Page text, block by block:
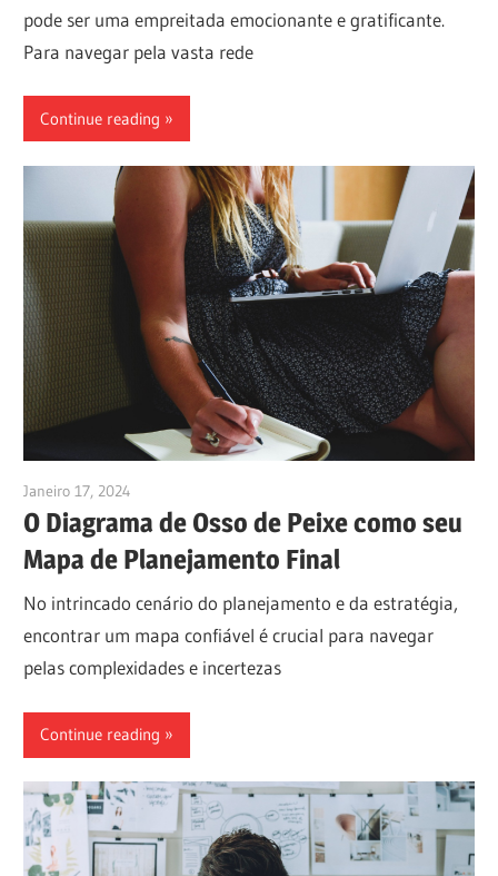
pode ser uma empreitada emocionante e gratificante.
Para navegar pela vasta rede
Continue reading
Janeiro 17, 2024
O Diagrama de Osso de Peixe como seu
Mapa de Planejamento Final
No intrincado cenário do planejamento e da estratégia,
encontrar um mapa confiável é crucial para navegar
pelas complexidades e incertezas
Continue reading